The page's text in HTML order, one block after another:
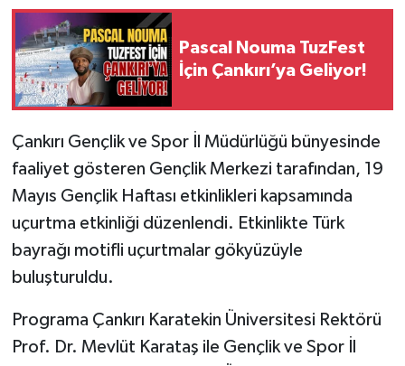
Pascal Nouma TuzFest
İçin Çankırı’ya Geliyor!
Çankırı Gençlik ve Spor İl Müdürlüğü bünyesinde
faaliyet gösteren Gençlik Merkezi tarafından, 19
Mayıs Gençlik Haftası etkinlikleri kapsamında
uçurtma etkinliği düzenlendi. Etkinlikte Türk
bayrağı motifli uçurtmalar gökyüzüyle
buluşturuldu.
Programa Çankırı Karatekin Üniversitesi Rektörü
Prof. Dr. Mevlüt Karataş ile Gençlik ve Spor İl